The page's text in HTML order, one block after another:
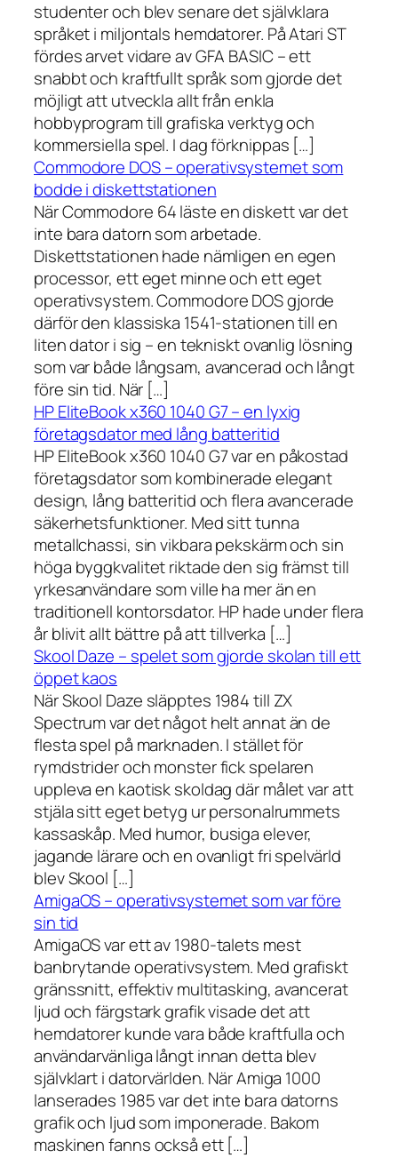
studenter och blev senare det självklara
språket i miljontals hemdatorer. På Atari ST
fördes arvet vidare av GFA BASIC – ett
snabbt och kraftfullt språk som gjorde det
möjligt att utveckla allt från enkla
hobbyprogram till grafiska verktyg och
kommersiella spel. I dag förknippas […]
Commodore DOS – operativsystemet som
bodde i diskettstationen
När Commodore 64 läste en diskett var det
inte bara datorn som arbetade.
Diskettstationen hade nämligen en egen
processor, ett eget minne och ett eget
operativsystem. Commodore DOS gjorde
därför den klassiska 1541-stationen till en
liten dator i sig – en tekniskt ovanlig lösning
som var både långsam, avancerad och långt
före sin tid. När […]
HP EliteBook x360 1040 G7 – en lyxig
företagsdator med lång batteritid
HP EliteBook x360 1040 G7 var en påkostad
företagsdator som kombinerade elegant
design, lång batteritid och flera avancerade
säkerhetsfunktioner. Med sitt tunna
metallchassi, sin vikbara pekskärm och sin
höga byggkvalitet riktade den sig främst till
yrkesanvändare som ville ha mer än en
traditionell kontorsdator. HP hade under flera
år blivit allt bättre på att tillverka […]
Skool Daze – spelet som gjorde skolan till ett
öppet kaos
När Skool Daze släpptes 1984 till ZX
Spectrum var det något helt annat än de
flesta spel på marknaden. I stället för
rymdstrider och monster fick spelaren
uppleva en kaotisk skoldag där målet var att
stjäla sitt eget betyg ur personalrummets
kassaskåp. Med humor, busiga elever,
jagande lärare och en ovanligt fri spelvärld
blev Skool […]
AmigaOS – operativsystemet som var före
sin tid
AmigaOS var ett av 1980-talets mest
banbrytande operativsystem. Med grafiskt
gränssnitt, effektiv multitasking, avancerat
ljud och färgstark grafik visade det att
hemdatorer kunde vara både kraftfulla och
användarvänliga långt innan detta blev
självklart i datorvärlden. När Amiga 1000
lanserades 1985 var det inte bara datorns
grafik och ljud som imponerade. Bakom
maskinen fanns också ett […]